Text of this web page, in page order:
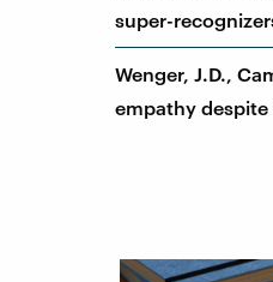
super-
Wenger, J.D.,
empathy despite